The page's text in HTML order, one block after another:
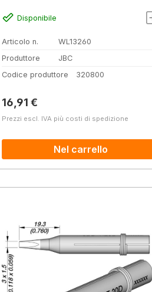
Disponibile
Articolo n.
WL13260
Produttore
JBC
Codice produttore
320800
Prezzo normale:
16,91 €
Prezzi escl. IVA più costi di spedizione
Nel carrello